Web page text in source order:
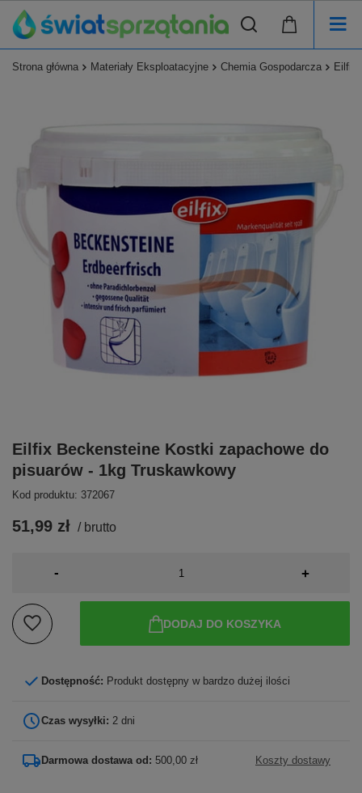
Strona główna Materiały Eksploatacyjne Chemia Gospodarcza Eilfix
Eilfix Beckensteine Kostki zapachowe do
pisuarów - 1kg Truskawkowy
Kod produktu: 372067
51,99 zł / brutto
- +
DODAJ DO KOSZYKA
Dostępność: Produkt dostępny w bardzo dużej ilości
Czas wysyłki: 2 dni
Darmowa dostawa od: 500,00 zł Koszty dostawy